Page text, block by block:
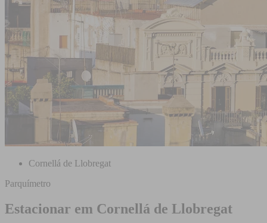
Cornellá de Llobregat
Parquímetro
Estacionar em Cornellá de Llobregat